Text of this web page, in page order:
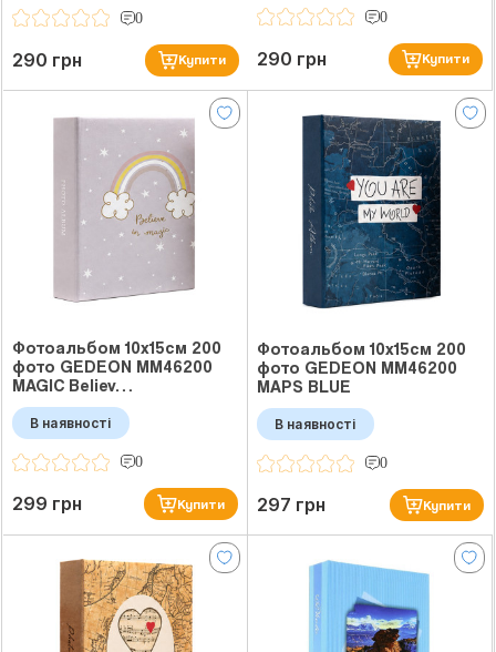
0
290 грн Купити
0
290 грн Купити
Фотоальбом 10x15см 200
фото GEDEON MM46200
MAGIC Believ…
В наявності
0
299 грн Купити
Фотоальбом 10x15см 200
фото GEDEON MM46200
MAPS BLUE
В наявності
0
297 грн Купити